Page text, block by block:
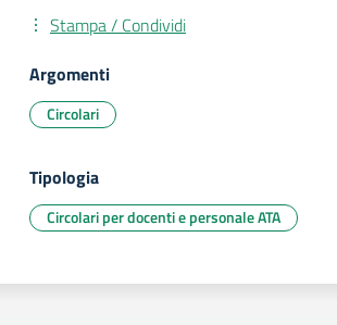
Stampa / Condividi
Argomenti
Circolari
Tipologia
Circolari per docenti e personale ATA